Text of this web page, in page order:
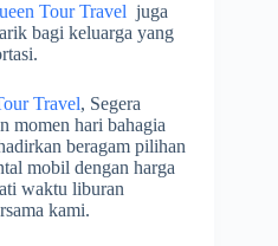
Tour Travel juga
bagi keluarga yang
Travel, Segera
momen hari bahagia
beragam pilihan
mobil dengan harga
waktu liburan
kami.